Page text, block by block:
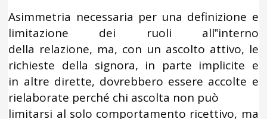
Asimmetria necessaria per una definizione e
limitazione dei ruoli all‟interno
della relazione, ma, con un ascolto attivo, le
richieste della signora, in parte implicite e
in altre dirette, dovrebbero essere accolte e
rielaborate perché chi ascolta non può
limitarsi al solo comportamento ricettivo, ma